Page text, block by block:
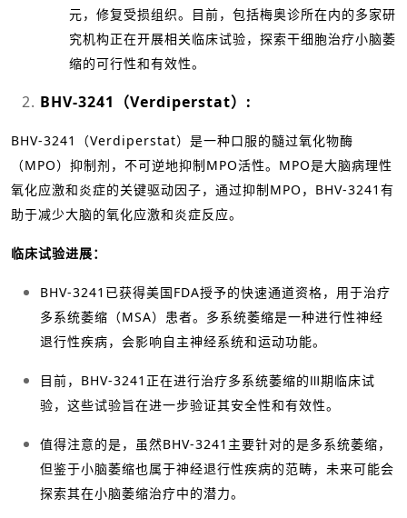
元，修复受损组织。目前，包括梅奥诊所在内的多家研
究机构正在开展相关临床试验，探索干细胞治疗小脑萎
缩的可行性和有效性。
BHV-3241（Verdiperstat）:
BHV-3241（Verdiperstat）是一种口服的髓过氧化物酶
（MPO）抑制剂，不可逆地抑制MPO活性。MPO是大脑病理性
氧化应激和炎症的关键驱动因子，通过抑制MPO，BHV-3241有
助于减少大脑的氧化应激和炎症反应。
临床试验进展：
BHV-3241已获得美国FDA授予的快速通道资格，用于治疗
多系统萎缩（MSA）患者。多系统萎缩是一种进行性神经
退行性疾病，会影响自主神经系统和运动功能。
目前，BHV-3241正在进行治疗多系统萎缩的Ⅲ期临床试
验，这些试验旨在进一步验证其安全性和有效性。
值得注意的是，虽然BHV-3241主要针对的是多系统萎缩，
但鉴于小脑萎缩也属于神经退行性疾病的范畴，未来可能会
探索其在小脑萎缩治疗中的潜力。